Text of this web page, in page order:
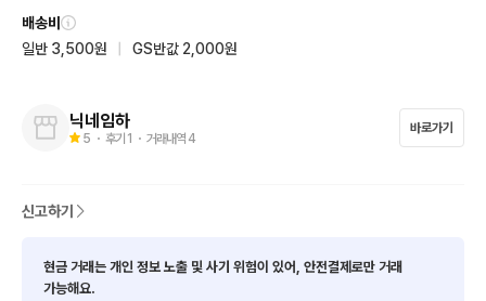
배송비
일반 3,500원
GS반값 2,000원
닉네임하
5 ・ 후기 1 ・ 거래내역 4
바로가기
신고하기
현금 거래는 개인 정보 노출 및 사기 위험이 있어, 안전결제로만 거래
가능해요.